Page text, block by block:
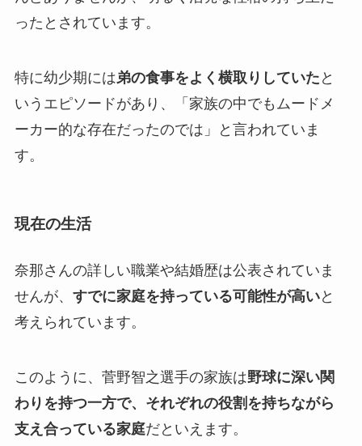
ったとされています。
特に幼少期には弟の食事をよく横取りしていた と
いうエピソードがあり、「家族の中でもムードメ
ーカー的な存在だったのでは」と言われていま
す。
現在の生活
奈那さんの詳しい職業や結婚歴は公表されていま
せんが、 すでに家庭を持っている可能性が高いと
考えられています。
このように、菅野智之選手の家族は野球に深い関
わりを持つ一方で、それぞれの役割を持ちながら
支え合っている家庭だといえます。